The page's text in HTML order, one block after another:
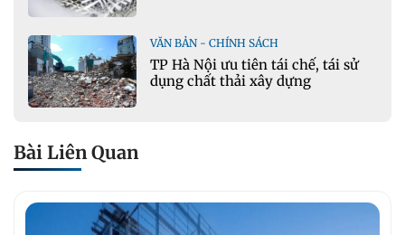
VĂN BẢN - CHÍNH SÁCH
TP Hà Nội ưu tiên tái chế, tái sử
dụng chất thải xây dựng
Bài Liên Quan